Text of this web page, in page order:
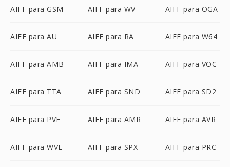
AIFF para GSM AIFF para WV AIFF para OGA
AIFF para AU AIFF para RA AIFF para W64
AIFF para AMB AIFF para IMA AIFF para VOC
AIFF para TTA AIFF para SND AIFF para SD2
AIFF para PVF AIFF para AMR AIFF para AVR
AIFF para WVE AIFF para SPX AIFF para PRC